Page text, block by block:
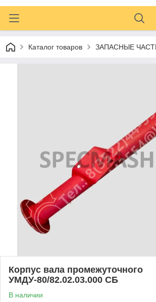
Каталог товаров ЗАПАСНЫЕ
Корпус вала промежуточного
УМДУ-80/82.02.03.000 СБ
В наличии